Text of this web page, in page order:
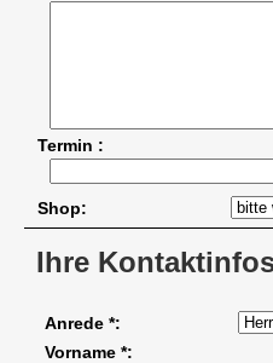
Termin
Shop
Ihre
Anrede *
Vorname *